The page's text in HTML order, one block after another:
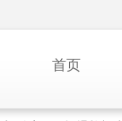
首页